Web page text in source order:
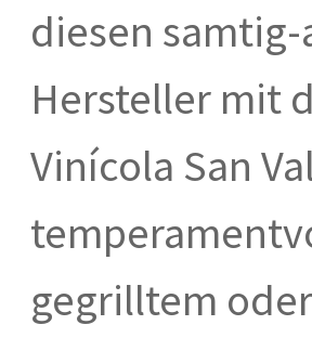
diesen
Hersteller mit
Vinícola San
gegrilltem